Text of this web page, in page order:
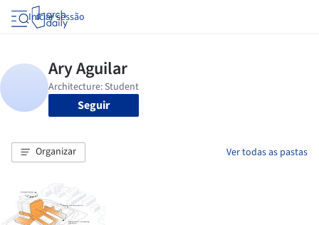
Iniciar sessão
Seguir
Organizar Ver todas as pastas